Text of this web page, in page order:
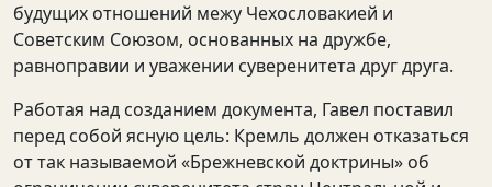
будущих отношений межу Чехословакией и
Советским Союзом, основанных на дружбе,
равноправии и уважении суверенитета друг друга.
Работая над созданием документа, Гавел поставил
перед собой ясную цель: Кремль должен отказаться
от так называемой «Брежневской доктрины» об